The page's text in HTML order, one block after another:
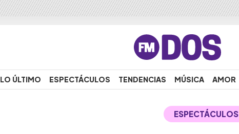
LO ÚLTIMO ESPECTÁCULOS TENDENCIAS MÚSICA AMOR
ESPECTÁCULOS